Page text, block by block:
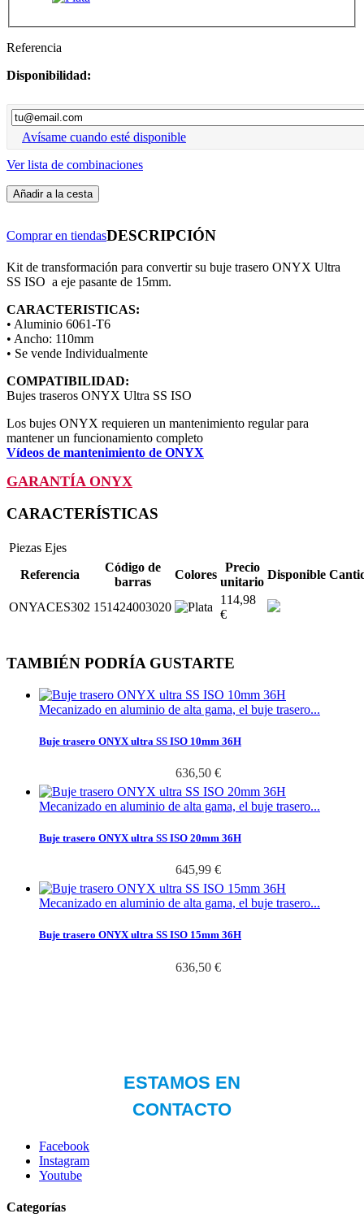
Referencia
Disponibilidad:
Avísame cuando esté disponible
Ver lista de combinaciones
Añadir a la cesta
Comprar en tiendasDESCRIPCIÓN
Kit de transformación para convertir su buje trasero ONYX Ultra
SS ISO a eje pasante de 15mm.
CARACTERISTICAS:
• Aluminio 6061-T6
• Ancho: 110mm
• Se vende Individualmente
COMPATIBILIDAD:
Bujes traseros ONYX Ultra SS ISO
Los bujes ONYX requieren un mantenimiento regular para
mantener un funcionamiento completo
Vídeos de mantenimiento de ONYX
GARANTÍA ONYX
CARACTERÍSTICAS
Piezas Ejes
Referencia
Código de
barras
Colores
Precio
unitario
Disponible
ONYACES302 151424003020
114,98
€
TAMBIÉN PODRÍA GUSTARTE
Mecanizado en aluminio de alta gama, el buje trasero...
Buje trasero ONYX ultra SS ISO 10mm 36H
636,50 €
Mecanizado en aluminio de alta gama, el buje trasero...
Buje trasero ONYX ultra SS ISO 20mm 36H
645,99 €
Mecanizado en aluminio de alta gama, el buje trasero...
Buje trasero ONYX ultra SS ISO 15mm 36H
636,50 €
Facebook
Instagram
Youtube
Categorías